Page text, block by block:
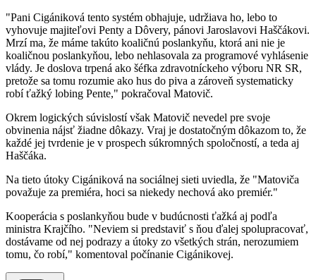
"Pani Cigániková tento systém obhajuje, udržiava ho, lebo to
vyhovuje majiteľovi Penty a Dôvery, pánovi Jaroslavovi Haščákovi.
Mrzí ma, že máme takúto koaličnú poslankyňu, ktorá ani nie je
koaličnou poslankyňou, lebo nehlasovala za programové vyhlásenie
vlády. Je doslova trpená ako šéfka zdravotníckeho výboru NR SR,
pretože sa tomu rozumie ako hus do piva a zároveň systematicky
robí ťažký lobing Pente," pokračoval Matovič.
Okrem logických súvislostí však Matovič nevedel pre svoje
obvinenia nájsť žiadne dôkazy. Vraj je dostatočným dôkazom to, že
každé jej tvrdenie je v prospech súkromných spoločností, a teda aj
Haščáka.
Na tieto útoky Cigániková na sociálnej sieti uviedla, že "Matoviča
považuje za premiéra, hoci sa niekedy nechová ako premiér."
Kooperácia s poslankyňou bude v budúcnosti ťažká aj podľa
ministra Krajčího. "Neviem si predstaviť s ňou ďalej spolupracovať,
dostávame od nej podrazy a útoky zo všetkých strán, nerozumiem
tomu, čo robí," komentoval počínanie Cigánikovej.